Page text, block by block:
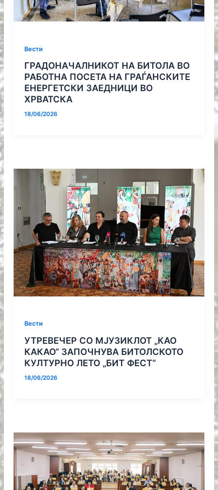
Вести
ГРАДОНАЧАЛНИКОТ НА БИТОЛА ВО
РАБОТНА ПОСЕТА НА ГРАЃАНСКИТЕ
ЕНЕРГЕТСКИ ЗАЕДНИЦИ ВО
ХРВАТСКА
18/06/2026
Вести
УТРЕВЕЧЕР СО МЈУЗИКЛОТ „КАО
КАКАО“ ЗАПОЧНУВА БИТОЛСКОТО
КУЛТУРНО ЛЕТО „БИТ ФЕСТ“
18/06/2026